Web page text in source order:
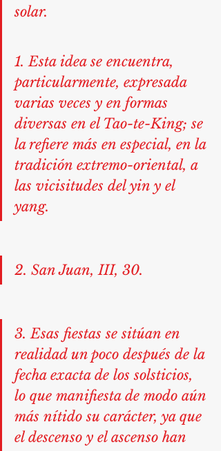
solar.
1. Esta idea se encuentra,
particularmente, expresada
varias veces y en formas
diversas en el Tao-te-King; se
la refiere más en especial, en la
tradición extremo-oriental, a
las vicisitudes del yin y el
yang.
2. San Juan, III, 30.
3. Esas fiestas se sitúan en
realidad un poco después de la
fecha exacta de los solsticios,
lo que manifiesta de modo aún
más nítido su carácter, ya que
el descenso y el ascenso han